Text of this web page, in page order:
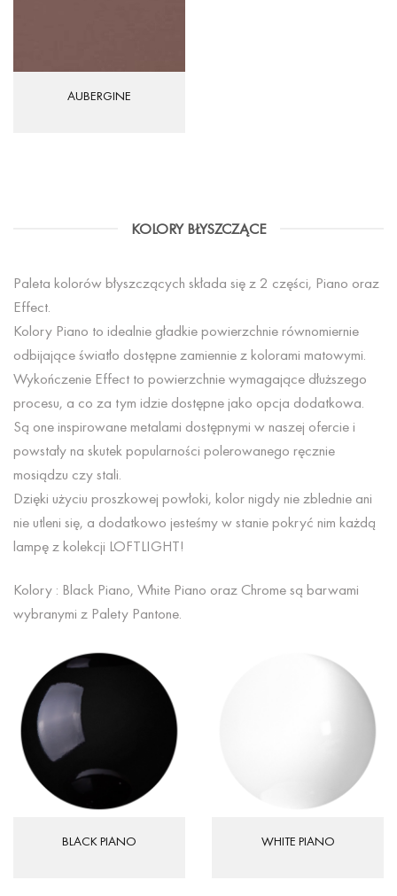
AUBERGINE
KOLORY BŁYSZCZĄCE
Paleta kolorów błyszczących składa się z 2 części, Piano oraz
Effect.
Kolory Piano to idealnie gładkie powierzchnie równomiernie
odbijające światło dostępne zamiennie z kolorami matowymi.
Wykończenie Effect to powierzchnie wymagające dłuższego
procesu, a co za tym idzie dostępne jako opcja dodatkowa.
Są one inspirowane metalami dostępnymi w naszej ofercie i
powstały na skutek popularności polerowanego ręcznie
mosiądzu czy stali.
Dzięki użyciu proszkowej powłoki, kolor nigdy nie zblednie ani
nie utleni się, a dodatkowo jesteśmy w stanie pokryć nim każdą
lampę z kolekcji LOFTLIGHT!
Kolory : Black Piano, White Piano oraz Chrome są barwami
wybranymi z Palety Pantone.
BLACK PIANO WHITE PIANO